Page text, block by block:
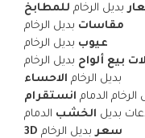
بديل الرخام للمطابخ
مقاسات بديل الرخام
عيوب بديل الرخام
بيع ألواح بديل الرخام
بديل الرخام الاحساء
الرخام الدمام انستقرام
بديل الخشب الدمام
سعر بديل الرخام 3D